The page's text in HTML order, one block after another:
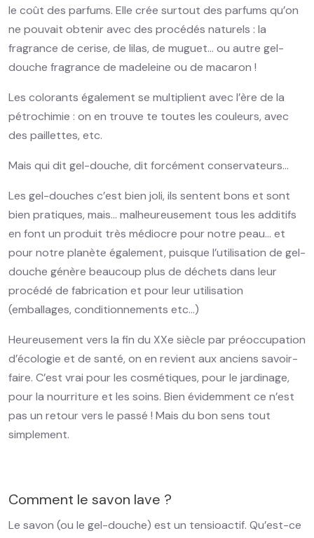
le coût des parfums. Elle crée surtout des parfums qu’on
ne pouvait obtenir avec des procédés naturels : la
fragrance de cerise, de lilas, de muguet… ou autre gel-
douche fragrance de madeleine ou de macaron !
Les colorants également se multiplient avec l’ère de la
pétrochimie : on en trouve te toutes les couleurs, avec
des paillettes, etc.
Mais qui dit gel-douche, dit forcément conservateurs…
Les gel-douches c’est bien joli, ils sentent bons et sont
bien pratiques, mais… malheureusement tous les additifs
en font un produit très médiocre pour notre peau… et
pour notre planète également, puisque l’utilisation de gel-
douche génère beaucoup plus de déchets dans leur
procédé de fabrication et pour leur utilisation
(emballages, conditionnements etc…)
Heureusement vers la fin du XXe siècle par préoccupation
d’écologie et de santé, on en revient aux anciens savoir-
faire. C’est vrai pour les cosmétiques, pour le jardinage,
pour la nourriture et les soins. Bien évidemment ce n’est
pas un retour vers le passé ! Mais du bon sens tout
simplement.
Comment le savon lave ?
Le savon (ou le gel-douche) est un tensioactif. Qu’est-ce